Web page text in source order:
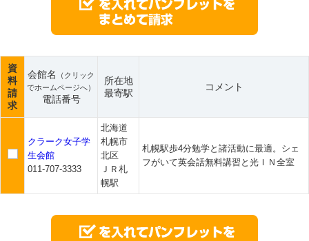
資
料
請
求
会館名
（クリック
でホームページへ）
電話番号
所在地
最寄駅
コメント
クラーク女子学
生会館
011-707-3333
北海道
札幌市
北区
ＪＲ札
幌駅
札幌駅歩4分勉学と諸活動に最適。シェ
フがいて英会話無料講習と光ＩＮ全室